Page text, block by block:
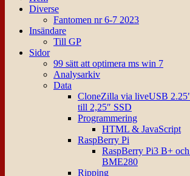
Diverse
Fantomen nr 6-7 2023
Insändare
Till GP
Sidor
99 sätt att optimera ms win 7
Analysarkiv
Data
CloneZilla via liveUSB
till 2,25″ SSD
Programmering
HTML & JavaScript
RaspBerry Pi
RaspBerry Pi3 B+
BME280
Ripping